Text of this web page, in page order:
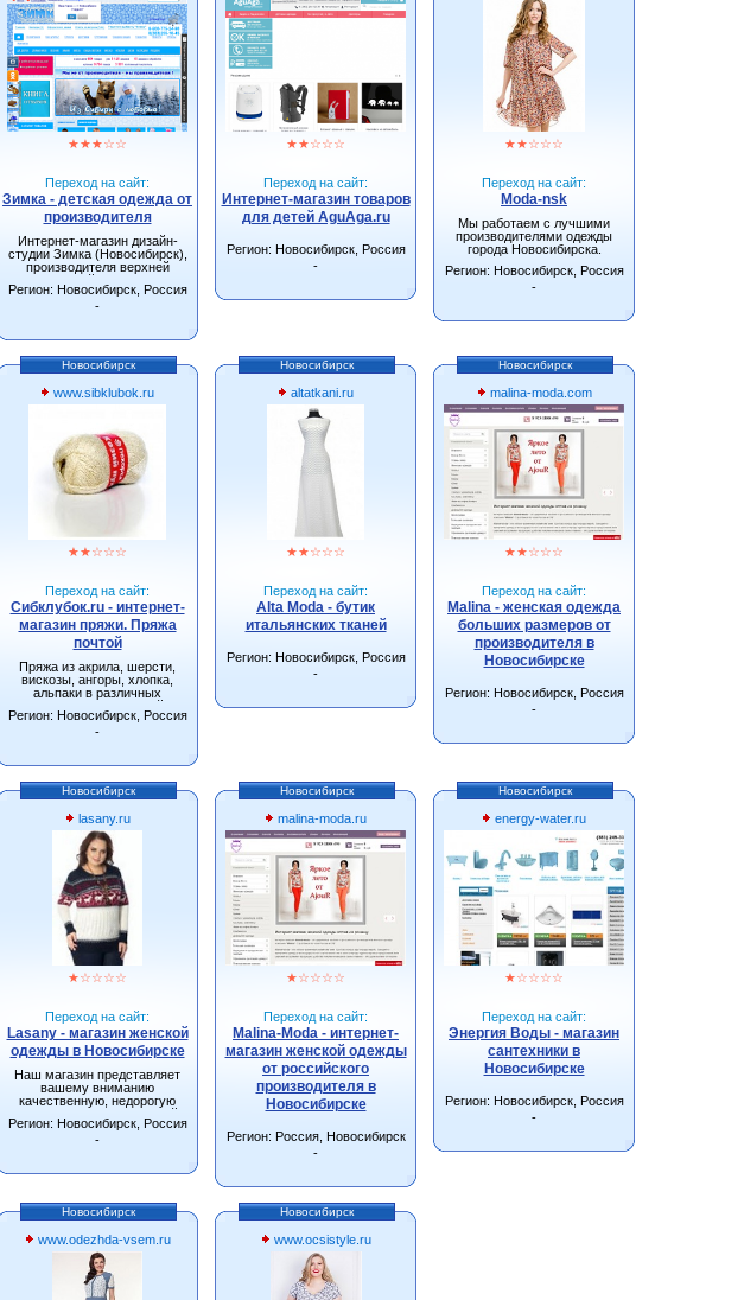
★★★☆☆
Переход на сайт:
Зимка - детская одежда от
производителя
Интернет-магазин дизайн-
студии Зимка (Новосибирск),
производителя верхней
детской одежды.
Регион: Новосибирск, Россия
-
★★☆☆☆
Переход на сайт:
Интернет-магазин товаров
для детей AguAga.ru
Регион: Новосибирск, Россия
-
★★☆☆☆
Переход на сайт:
Moda-nsk
Мы работаем с лучшими
производителями одежды
города Новосибирска.
Регион: Новосибирск, Россия
-
Новосибирск
www.sibklubok.ru
★★☆☆☆
Переход на сайт:
Сибклубок.ru - интернет-
магазин пряжи. Пряжа
почтой
Пряжа из акрила, шерсти,
вискозы, ангоры, хлопка,
альпаки в различных
сочетаниях. Большой
ассортимент спиц, крючков и
других инструментов для
Регион: Новосибирск, Россия
-
Новосибирск
altatkani.ru
★★☆☆☆
Переход на сайт:
Alta Moda - бутик
итальянских тканей
Регион: Новосибирск, Россия
-
Новосибирск
malina-moda.com
★★☆☆☆
Переход на сайт:
Malina - женская одежда
больших размеров от
производителя в
Новосибирске
Регион: Новосибирск, Россия
-
Новосибирск
lasany.ru
★☆☆☆☆
Переход на сайт:
Lasany - магазин женской
одежды в Новосибирске
Наш магазин представляет
вашему вниманию
качественную, недорогую
одежду от производителей
г.Новосибирска.
Регион: Новосибирск, Россия
-
Новосибирск
malina-moda.ru
★☆☆☆☆
Переход на сайт:
Malina-Moda - интернет-
магазин женской одежды
от российского
производителя в
Новосибирске
Регион: Россия, Новосибирск
-
Новосибирск
energy-water.ru
★☆☆☆☆
Переход на сайт:
Энергия Воды - магазин
сантехники в
Новосибирске
Регион: Новосибирск, Россия
-
Новосибирск
www.odezhda-vsem.ru
Новосибирск
www.ocsistyle.ru